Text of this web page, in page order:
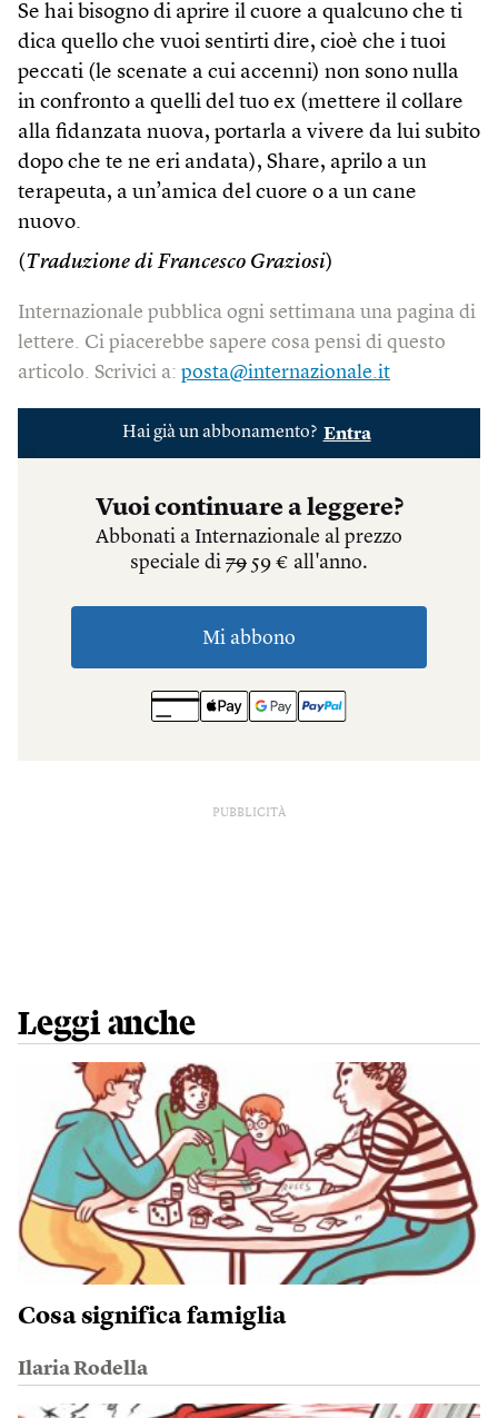
Se hai bisogno di aprire il cuore a qualcuno che ti
dica quello che vuoi sentirti dire, cioè che i tuoi
peccati (le scenate a cui accenni) non sono nulla
in confronto a quelli del tuo ex (mettere il collare
alla fidanzata nuova, portarla a vivere da lui subito
dopo che te ne eri andata), Share, aprilo a un
terapeuta, a un’amica del cuore o a un cane
nuovo.
(Traduzione di Francesco Graziosi)
Internazionale pubblica ogni settimana una pagina di
lettere. Ci piacerebbe sapere cosa pensi di questo
articolo. Scrivici a: posta@internazionale.it
PUBBLICITÀ
Leggi anche
Cosa significa famiglia
Ilaria Rodella